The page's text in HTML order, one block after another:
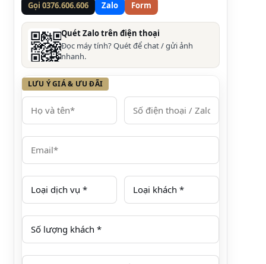
Gọi 0376.606.606 Zalo Form
Quét Zalo trên điện thoại
Đọc máy tính? Quét để chat / gửi ảnh
nhanh.
LƯU Ý GIÁ & ƯU ĐÃI